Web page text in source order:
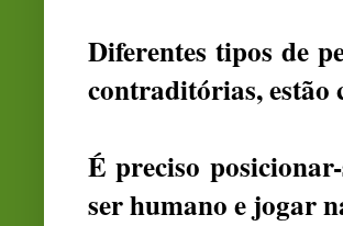
Diferentes tipos de
contraditórias, estão
É preciso
ser humano e jogar